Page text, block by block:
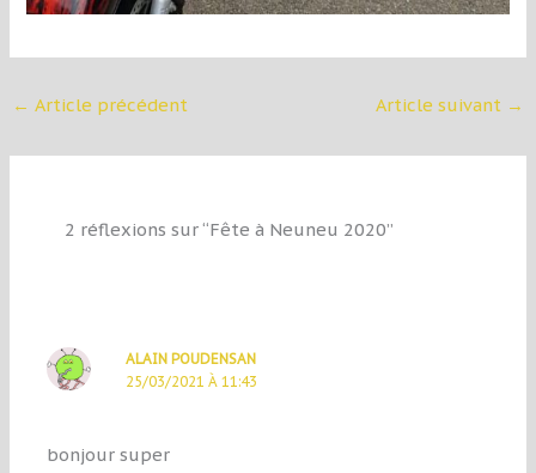
← Article précédent Article suivant →
2 réflexions sur “Fête à Neuneu 2020”
ALAIN POUDENSAN
25/03/2021 À 11:43
bonjour super